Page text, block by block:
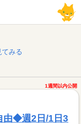
みる
1週間以内公開
由◆週2日/1日3